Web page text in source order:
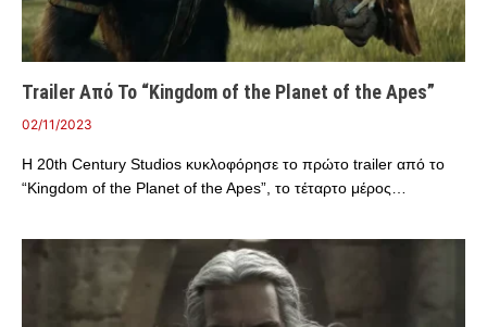
Trailer Από Το “Kingdom of the Planet of the Apes”
02/11/2023
Η 20th Century Studios κυκλοφόρησε το πρώτο trailer από το
“Kingdom of the Planet of the Apes”, το τέταρτο μέρος…